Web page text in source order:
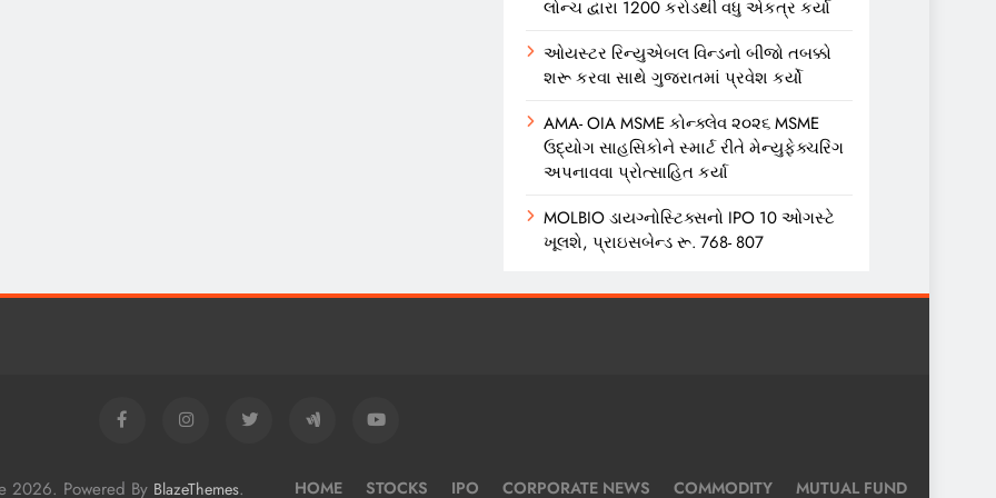
લોન્ચ દ્વારા 1200 કરોડથી વધુ એકત્ર કર્યા
ઓયસ્ટર રિન્યુએબલ વિન્ડનો બીજો તબક્કો
શરૂ કરવા સાથે ગુજરાતમાં પ્રવેશ કર્યો
AMA- OIA MSME કોન્ક્લેવ ૨૦૨૬ MSME
ઉદ્યોગ સાહસિકોને સ્માર્ટ રીતે મેન્યુફેક્ચરિંગ
અપનાવવા પ્રોત્સાહિત કર્યા
MOLBIO ડાયગ્નોસ્ટિક્સનો IPO 10 ઓગસ્ટે
ખૂલશે, પ્રાઇસબેન્ડ રૂ. 768- 807
2026. Powered By BlazeThemes. HOME STOCKS IPO CORPORATE NEWS COMMODITY MUTUAL FUND